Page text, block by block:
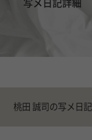
写メ日記詳細
桃田 誠司の写メ日記